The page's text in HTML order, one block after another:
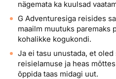
nägemata ka kuulsad
G Adventuresiga reisides
maailm muutuks paremaks
kohalikke kogukondi.
Ja ei tasu unustada, et oled
reisielamuse ja heas
õppida taas midagi uut.